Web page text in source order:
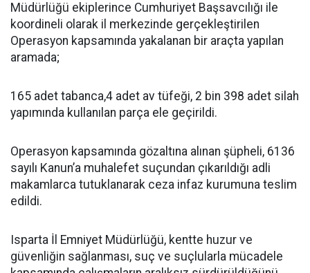
Müdürlüğü ekiplerince Cumhuriyet Başsavcılığı ile
koordineli olarak il merkezinde gerçekleştirilen
Operasyon kapsamında yakalanan bir araçta yapılan
aramada;
165 adet tabanca,4 adet av tüfeği, 2 bin 398 adet silah
yapımında kullanılan parça ele geçirildi.
Operasyon kapsamında gözaltına alınan şüpheli, 6136
sayılı Kanun’a muhalefet suçundan çıkarıldığı adli
makamlarca tutuklanarak ceza infaz kurumuna teslim
edildi.
Isparta İl Emniyet Müdürlüğü, kentte huzur ve
güvenliğin sağlanması, suç ve suçlularla mücadele